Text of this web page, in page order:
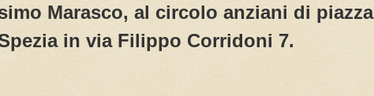
Marasco, al circolo anziani di piazza
in via Filippo Corridoni 7.